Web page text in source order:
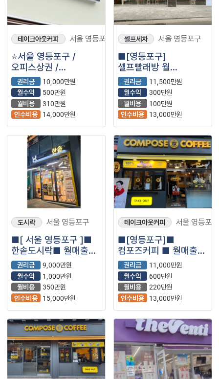
테이크아웃커피 서울 영등포구
⭐️서울 영등포구 /
오피스상권 /
워라벨좋음 / ＂
매머드익스프레스＂
매머드커피⭐️
권리금
10,000만원
월수익
500만원
월비용
310만원
인수비용
14,000만원
셀프세차 서울 영등포구
■[영등포구]
셀프빨래방 월
순익3000만원 매장
나왔습니다.■
권리금
11,500만원
월수익
300만원
월비용
100만원
인수비용
13,000만원
도시락 서울 영등포구
■[ 서울 영등포구 ]■
한솥도시락■ 월매출
5,000만원 나오는매장
저렴하게 나왔습니다.■
권리금
9,000만원
월수익
1,000만원
월비용
350만원
인수비용
15,000만원
테이크아웃커피 서울 영등포구
■[영등포구]■
컴포즈커피 ■ 월매출
2,200만원 나오는매장
나왔습니다.■
권리금
11,000만원
월수익
600만원
월비용
220만원
인수비용
13,000만원